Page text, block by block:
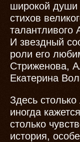
широкой души
стихов
талантливого
И звездный
роли его
Стриженова,
Екатерина
Здесь
иногда
столько
история,